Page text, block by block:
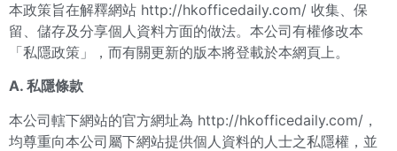
本政策旨在解釋網站 http://hkofficedaily.com/ 收集、保
留、儲存及分享個人資料方面的做法。本公司有權修改本
「私隱政策」，而有關更新的版本將登載於本網頁上。
A. 私隱條款
本公司轄下網站的官方網址為 http://hkofficedaily.com/ ，
均尊重向本公司屬下網站提供個人資料的人士之私隱權，並